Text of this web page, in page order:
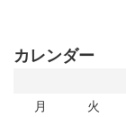
カレンダー
月
火